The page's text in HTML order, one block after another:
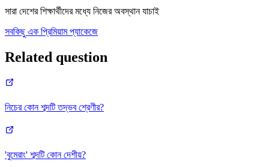
সারা দেশের শিক্ষার্থীদের মধ্যে নিজের অবস্থান যাচাই
সবকিছু এক প্রিমিয়াম প্যাকেজে
Related question
নিচের কোন শব্দটি তদ্ভব শ্রেণীর?
'বুমেরাং' শব্দটি কোন দেশীয়?